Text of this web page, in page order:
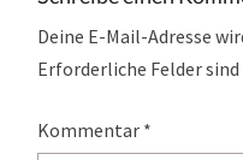
Deine E-Mail-Adresse
Erforderliche Felder
Kommentar *